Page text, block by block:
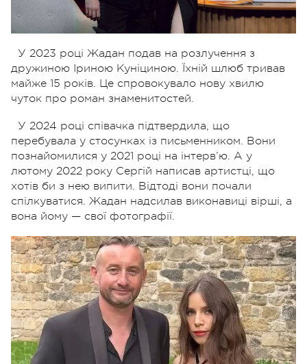
У 2023 році Жадан подав на розлучення з
дружиною Іриною Куніциною. Їхній шлюб тривав
майже 15 років. Це спровокувало нову хвилю
чуток про роман знаменитостей.
У 2024 році співачка підтвердила, що
перебувала у стосунках із письменником. Вони
познайомилися у 2021 році на інтерв’ю. А у
лютому 2022 року Сергій написав артистці, що
хотів би з нею випити. Відтоді вони почали
спілкуватися. Жадан надсилав виконавиці вірші, а
вона йому — свої фотографії.